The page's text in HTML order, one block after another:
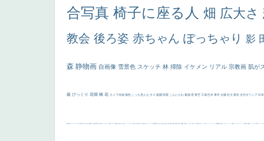
合写真 椅子に座る人 畑 広大さ
教会 後ろ姿 赤ちゃん ぽっちゃり 影
森 静物画 自画像 雪景色 スケッチ 林 掃除 イケメン リアル 宗教画 肌が
厳 びっくり 花畑 橋 花 カメラ目線 補色 こっち見んな キス 庭園 部屋 こんにちわ 素描 塔 青空 工場 巨木 青年 太陽 壮大 着衣 古代ギリシア 日
画質 last ヴィーナス 剣 白人少女 食事中 山本芳翠 麦 alciato ハーレム 女神 ローマ教皇 奥行き 火起こし シスター 東方の三博士 114514 かっこいい 受胎告知 天から覗き込む顔 設計図 挿絵 群衆 親子 裸婦 可愛い ピサロ ＃名画で学ぶ「たるみ」 ニーソックス 躍動感 黄色 こわい コート 畦道 レンブラント・ sekkusu 暖かい バブみ 靴下 ショッ